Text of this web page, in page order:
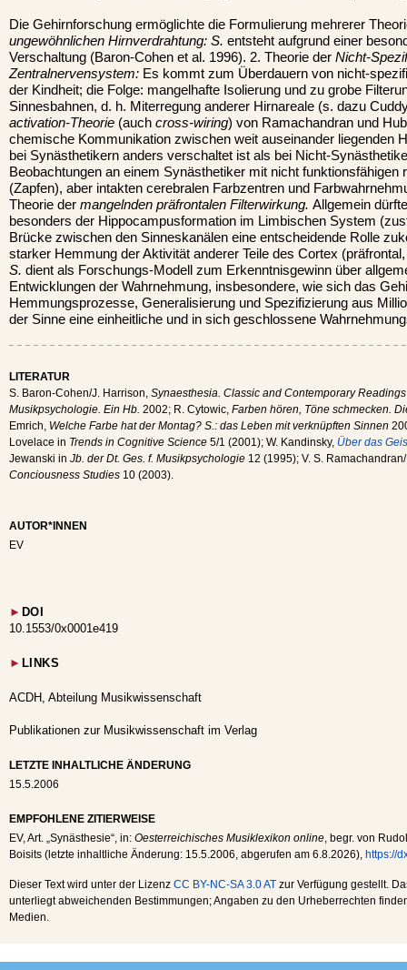
Die Gehirnforschung ermöglichte die Formulierung mehrerer
ungewöhnlichen Hirnverdrahtung: S. entsteht aufgrund einer
Verschaltung (Baron-Cohen et al. 1996). 2. Theorie der Nicht-
Zentralnervensystem: Es kommt zum Überdauern von nicht-
der Kindheit; die Folge: mangelhafte Isolierung und zu grobe
Sinnesbahnen, d. h. Miterregung anderer Hirnareale (s. dazu
activation-Theorie (auch cross-wiring) von Ramachandran und
chemische Kommunikation zwischen weit auseinander liegenden
bei Synästhetikern anders verschaltet ist als bei Nicht-
Beobachtungen an einem Synästhetiker mit nicht funktionsfähigen
(Zapfen), aber intakten cerebralen Farbzentren und
Theorie der mangelnden präfrontalen Filterwirkung. Allgemein
besonders der Hippocampusformation im Limbischen System
Brücke zwischen den Sinneskanälen eine entscheidende Rolle
starker Hemmung der Aktivität anderer Teile des Cortex
S. dient als Forschungs-Modell zum Erkenntnisgewinn über
Entwicklungen der Wahrnehmung, insbesondere, wie sich das
Hemmungsprozesse, Generalisierung und Spezifizierung aus
der Sinne eine einheitliche und in sich geschlossene
LITERATUR
S. Baron-Cohen/J. Harrison, Synaesthesia. Classic and Contemporary
Musikpsychologie. Ein Hb. 2002; R. Cytowic, Farben hören, Töne schmecken.
Emrich, Welche Farbe hat der Montag? S.: das Leben mit verknüpften Sinnen
Lovelace in Trends in Cognitive Science 5/1 (2001); W. Kandinsky, Über das
Jewanski in Jb. der Dt. Ges. f. Musikpsychologie 12 (1995); V. S.
Conciousness Studies 10 (2003).
AUTOR*INNEN
EV
► DOI
10.1553/0x0001e419
► LINKS
ACDH, Abteilung Musikwissenschaft
Publikationen zur Musikwissenschaft im Verlag
LETZTE INHALTLICHE ÄNDERUNG
15.5.2006
EMPFOHLENE ZITIERWEISE
EV, Art. „Synästhesie“, in: Oesterreichisches Musiklexikon online, begr. von
Boisits (letzte inhaltliche Änderung: 15.5.2006, abgerufen am 6.8.2026), https://
Dieser Text wird unter der Lizenz CC BY-NC-SA 3.0 AT zur Verfügung gestellt.
unterliegt abweichenden Bestimmungen; Angaben zu den Urheberrechten
Medien.